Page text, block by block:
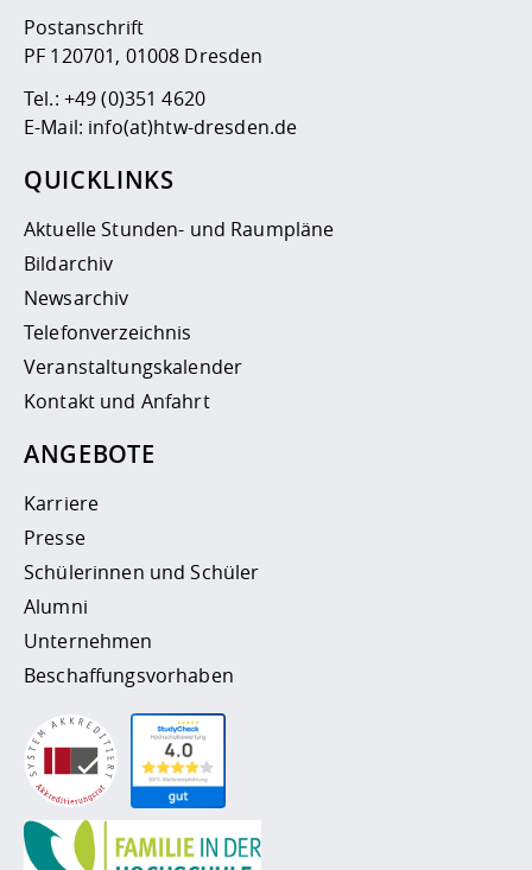
Postanschrift
PF 120701, 01008 Dresden
Tel.: +49 (0)351 4620
E-Mail: info(at)htw-dresden.de
QUICKLINKS
Aktuelle Stunden- und Raumpläne
Bildarchiv
Newsarchiv
Telefonverzeichnis
Veranstaltungskalender
Kontakt und Anfahrt
ANGEBOTE
Karriere
Presse
Schülerinnen und Schüler
Alumni
Unternehmen
Beschaffungsvorhaben